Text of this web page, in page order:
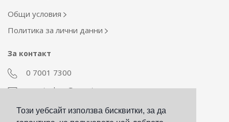
Този уебсайт използва бисквитки, за да
Общи условия
Политика за лични данни
За контакт
0 7001 7300
econt_shop@econt.com
Екип Материални ресурси